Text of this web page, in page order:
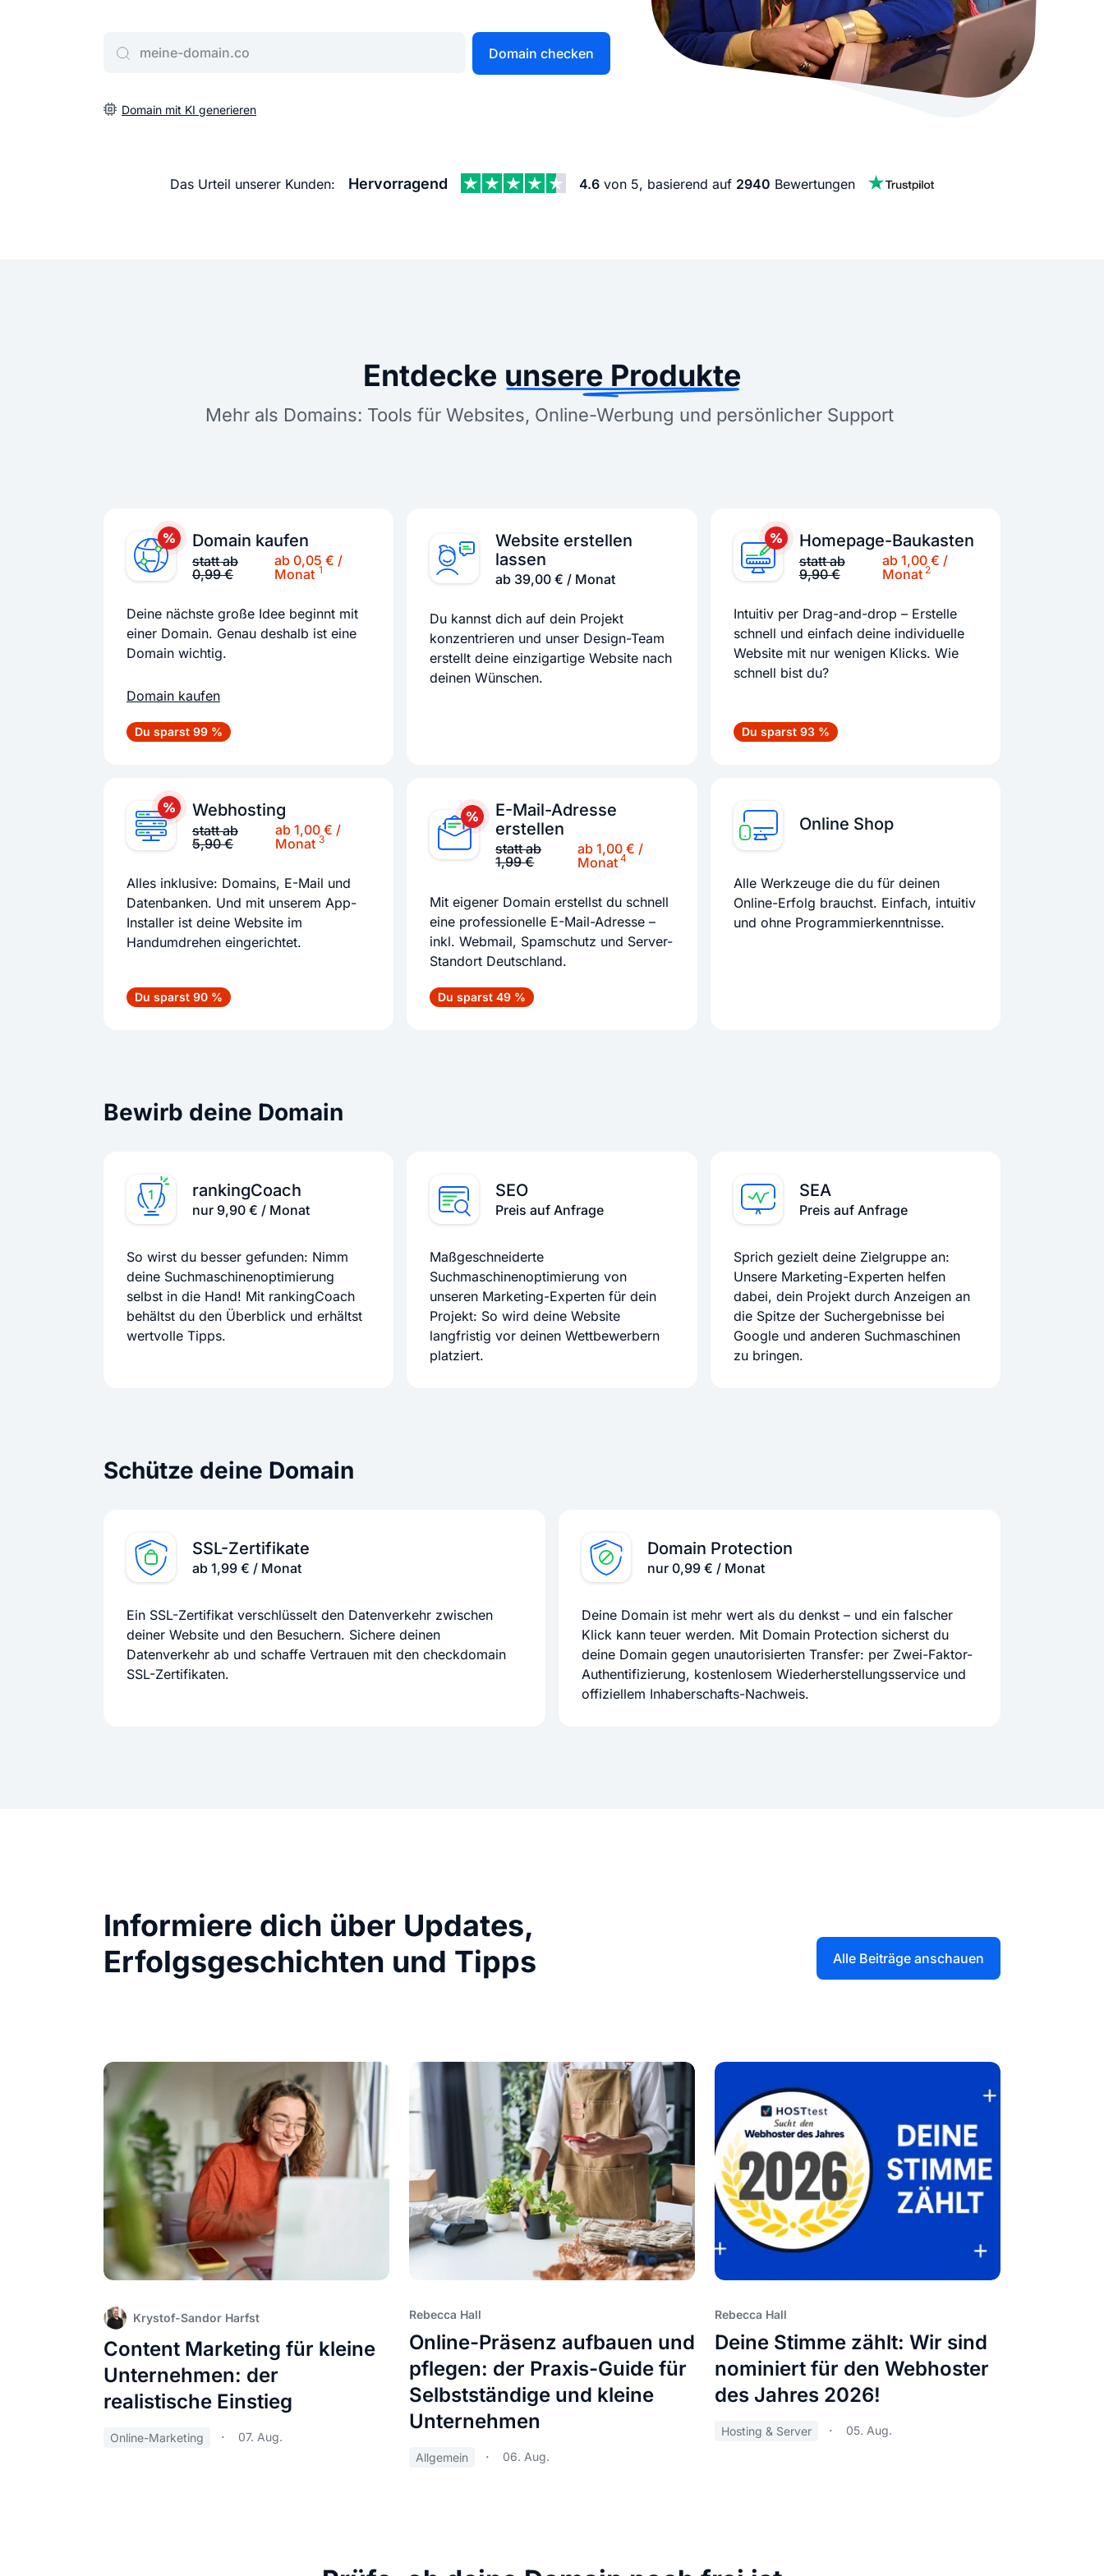
Erstelle schnell gute Domains
Website erstellen lassen Sehr beliebt
Unser Website-Service erstellt Ihre Website
Social Media Marketing
Mehr Kunden über Instagram &
Online Complete
Domain checken
Domain mit KI generieren
Das Urteil unserer Kunden: Hervorragend 4.6 von 5, basierend auf 2940 Bewertungen
Entdecke unsere Produkte
Mehr als Domains: Tools für Websites, Online-Werbung und persönlicher Support
Domain kaufen
statt ab
0,99 €
ab 0,05 € /
Monat 1
Deine nächste große Idee beginnt mit
einer Domain. Genau deshalb ist eine
Domain wichtig.
Domain kaufen
Du sparst 99 %
Website erstellen
lassen
ab 39,00 € / Monat
Du kannst dich auf dein Projekt
konzentrieren und unser Design-Team
erstellt deine einzigartige Website nach
deinen Wünschen.
Homepage-Baukasten
statt ab
9,90 €
ab 1,00 € /
Monat 2
Intuitiv per Drag-and-drop – Erstelle
schnell und einfach deine individuelle
Website mit nur wenigen Klicks. Wie
schnell bist du?
Du sparst 93 %
Webhosting
statt ab
5,90 €
ab 1,00 € /
Monat3
Alles inklusive: Domains, E-Mail und
Datenbanken. Und mit unserem App-
Installer ist deine Website im
Handumdrehen eingerichtet.
Du sparst 90 %
E-Mail-Adresse
erstellen
statt ab
1,99 €
ab 1,00 € /
Monat4
Mit eigener Domain erstellst du schnell
eine professionelle E-Mail-Adresse –
inkl. Webmail, Spamschutz und Server-
Standort Deutschland.
Du sparst 49 %
Online Shop
Alle Werkzeuge die du für deinen
Online-Erfolg brauchst. Einfach, intuitiv
und ohne Programmierkenntnisse.
Bewirb deine Domain
rankingCoach
nur 9,90 € / Monat
So wirst du besser gefunden: Nimm
deine Suchmaschinenoptimierung
selbst in die Hand! Mit rankingCoach
behältst du den Überblick und erhältst
wertvolle Tipps.
SEO
Preis auf Anfrage
Maßgeschneiderte
Suchmaschinenoptimierung von
unseren Marketing-Experten für dein
Projekt: So wird deine Website
langfristig vor deinen Wettbewerbern
platziert.
SEA
Preis auf Anfrage
Sprich gezielt deine Zielgruppe an:
Unsere Marketing-Experten helfen
dabei, dein Projekt durch Anzeigen an
die Spitze der Suchergebnisse bei
Google und anderen Suchmaschinen
zu bringen.
Schütze deine Domain
SSL-Zertifikate
ab 1,99 € / Monat
Ein SSL-Zertifikat verschlüsselt den Datenverkehr zwischen
deiner Website und den Besuchern. Sichere deinen
Datenverkehr ab und schaffe Vertrauen mit den checkdomain
SSL-Zertifikaten.
Domain Protection
nur 0,99 € / Monat
Deine Domain ist mehr wert als du denkst – und ein falscher
Klick kann teuer werden. Mit Domain Protection sicherst du
deine Domain gegen unautorisierten Transfer: per Zwei-Faktor-
Authentifizierung, kostenlosem Wiederherstellungsservice und
offiziellem Inhaberschafts-Nachweis.
Informiere dich über Updates,
Erfolgsgeschichten und Tipps
Alle Beiträge anschauen
Krystof-Sandor Harfst
Content Marketing für kleine
Unternehmen: der
realistische Einstieg
Online-Marketing 07. Aug.
Rebecca Hall
Online-Präsenz aufbauen und
pflegen: der Praxis-Guide für
Selbstständige und kleine
Unternehmen
Allgemein 06. Aug.
Rebecca Hall
Deine Stimme zählt: Wir sind
nominiert für den Webhoster
des Jahres 2026!
Hosting & Server 05. Aug.